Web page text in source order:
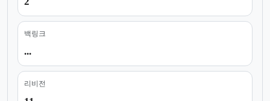
백링크
...
리비전